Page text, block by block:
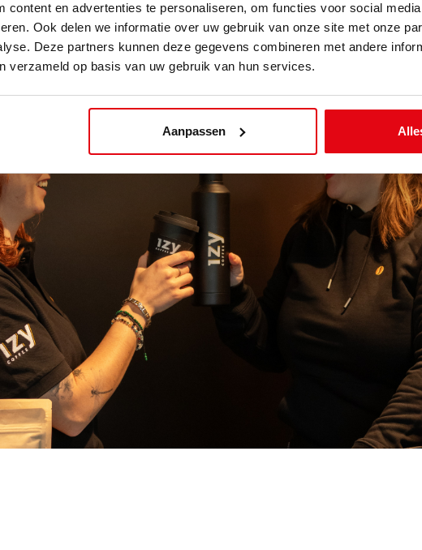
content en advertenties te personaliseren, om functies voor social
Ook delen we informatie over uw gebruik van onze site met onze
Deze partners kunnen deze gegevens combineren met andere
verzameld op basis van uw gebruik van hun services.
Aanpassen